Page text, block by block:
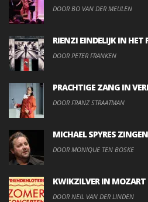
DOOR BO VAN DER MEULEN
RIENZI EINDELIJK IN HET
DOOR PETER FRANKEN
PRACHTIGE ZANG IN
DOOR FRANZ STRAATMAN
MICHAEL SPYRES
DOOR MONIQUE TEN BOSKE
KWIKZILVER IN
DOOR NEIL VAN DER LINDEN